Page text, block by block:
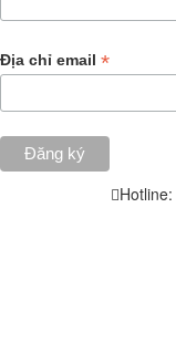
Địa chỉ email *
Hotline: